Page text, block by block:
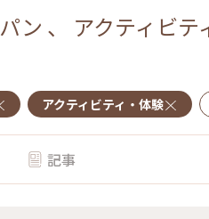
パン 、 アクティビテ
アクティビティ・体験
記事